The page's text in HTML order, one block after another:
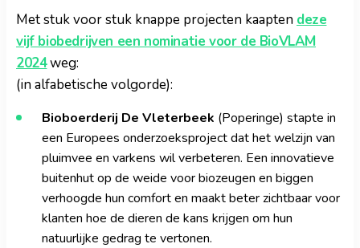
Met stuk voor stuk knappe projecten kaapten deze
vijf biobedrijven een nominatie voor de BioVLAM
2024weg:
(in alfabetische volgorde):
Bioboerderij De Vleterbeek (Poperinge) stapte in
een Europees onderzoeksproject dat het welzijn van
pluimvee en varkens wil verbeteren. Een innovatieve
buitenhut op de weide voor biozeugen en biggen
verhoogde hun comfort en maakt beter zichtbaar voor
klanten hoe de dieren de kans krijgen om hun
natuurlijke gedrag te vertonen.